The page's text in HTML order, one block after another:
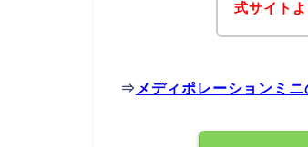
式サイト
⇒ メディポレーションミ